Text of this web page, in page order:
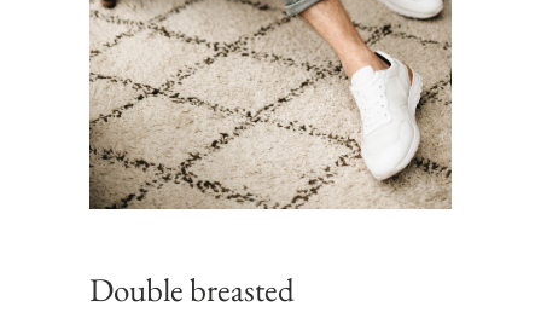
Double breasted